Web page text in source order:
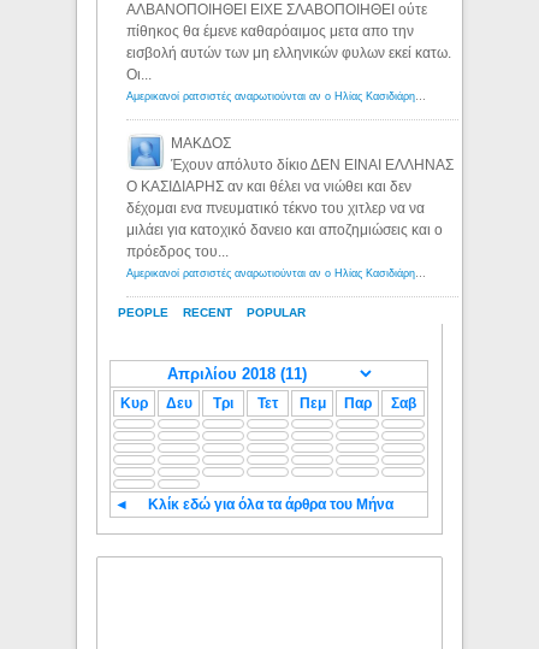
PEOPLE RECENT POPULAR
ΑΛΒΑΝΟΠΟΙΗΘΕΙ ΕΙΧΕ ΣΛΑΒΟΠΟΙΗΘΕΙ ούτε
πίθηκος θα έμενε καθαρόαιμος μετα απο την
εισβολή αυτών των μη ελληνικών φυλων εκεί κατω.
Οι...
Αμερικανοί ρατσιστές αναρωτιούνται αν ο Ηλίας Κασιδιάρης ανήκει στη λευκή φυλή... - Λόγιος Ερμής
ΜΑΚΔΟΣ
Έχουν απόλυτο δίκιο ΔΕΝ ΕΙΝΑΙ ΕΛΛΗΝΑΣ
Ο ΚΑΣΙΔΙΑΡΗΣ αν και θέλει να νιώθει και δεν
δέχομαι ενα πνευματικό τέκνο του χιτλερ να να
μιλάει για κατοχικό δανειο και αποζημιώσεις και ο
πρόεδρος του...
Αμερικανοί ρατσιστές αναρωτιούνται αν ο Ηλίας Κασιδιάρης ανήκει στη λευκή φυλή... - Λόγιος Ερμής
Κυρ Δευ Τρι Τετ Πεμ Παρ Σαβ
◄ Κλίκ εδώ για όλα τα άρθρα του Μήνα